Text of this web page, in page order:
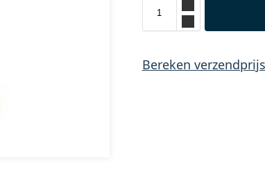
Bereken verzendprijs